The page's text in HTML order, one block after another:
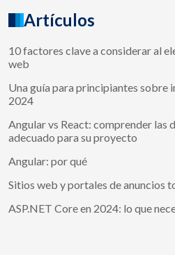
Artículos
10 factores clave a considerar al
web
Una guía para principiantes sobre
2024
Angular vs React: comprender las
adecuado para su proyecto
Angular: por qué
Sitios web y portales de anuncios
ASP.NET Core en 2024: lo que